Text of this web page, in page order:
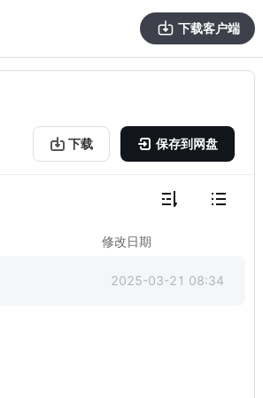
下载客户端
下载 保存到网盘
修改日期
2025-03-21 08:34